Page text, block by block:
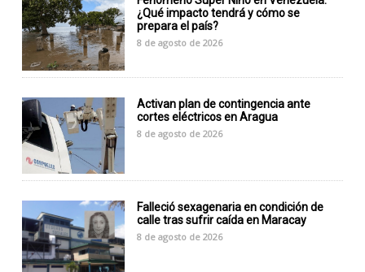
¿Qué impacto tendrá y cómo se
prepara el país?
8 de agosto de 2026
Activan plan de contingencia ante
cortes eléctricos en Aragua
8 de agosto de 2026
Falleció sexagenaria en condición de
calle tras sufrir caída en Maracay
8 de agosto de 2026